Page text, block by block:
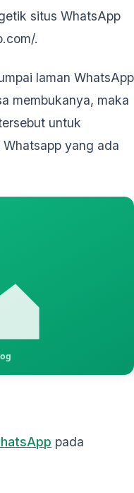
situs WhatsApp
.
laman WhatsApp
membukanya, maka
untuk
yang ada
pada